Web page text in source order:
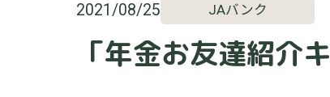
2021/08/25 JAバンク
「年金お友達紹介